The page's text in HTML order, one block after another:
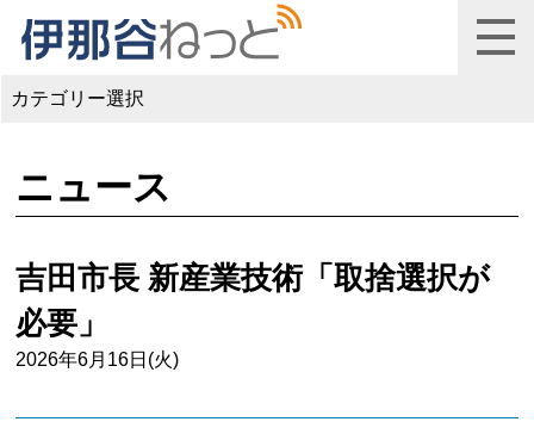
カテゴリー選択
ニュース
吉田市長 新産業技術「取捨選択が
必要」
2026年6月16日(火)